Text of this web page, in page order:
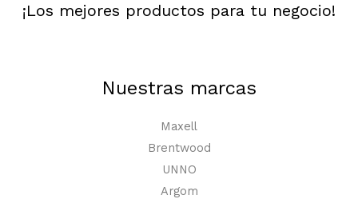
¡Los mejores productos para tu negocio!
Nuestras marcas
Maxell
Brentwood
UNNO
Argom